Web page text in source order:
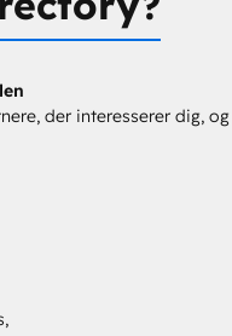
der interesserer dig,